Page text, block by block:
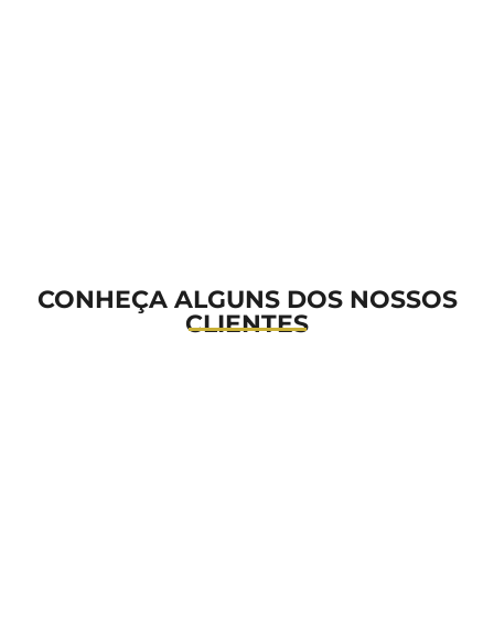
CONHEÇA ALGUNS DOS NOSSOS
CLIENTES